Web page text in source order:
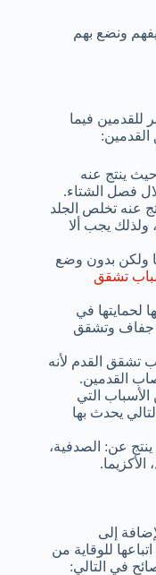
ونضع بهم
فيما
القدمين:
ينتج عنه
فصل الشتاء.
عنه تخلص الجلد
ولذلك يجب ألا
ولكن بدون وضع
تشقق
لحمايتها في
جفاف وتشقق
تشقق القدم لأنه
القدمين.
التي
يحدث بها
عن: الصدفية،
إلى
للوقاية من
في التالي: